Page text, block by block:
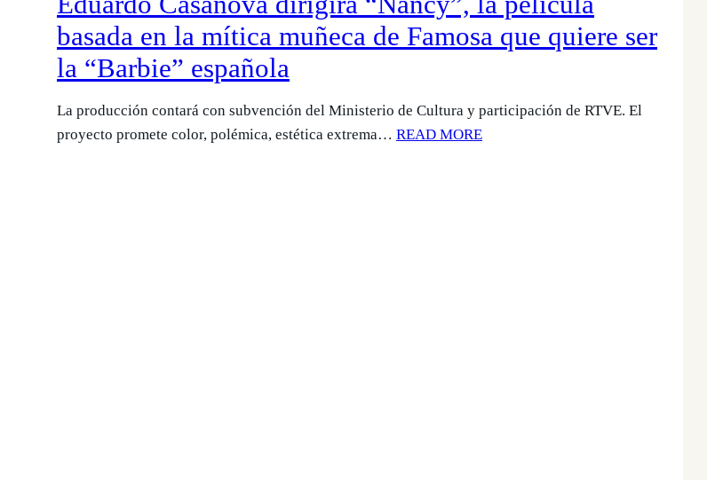
basada en la mítica muñeca de Famosa que quiere ser
la “Barbie” española
La producción contará con subvención del Ministerio de Cultura y participación de RTVE. El
proyecto promete color, polémica, estética extrema… READ MORE